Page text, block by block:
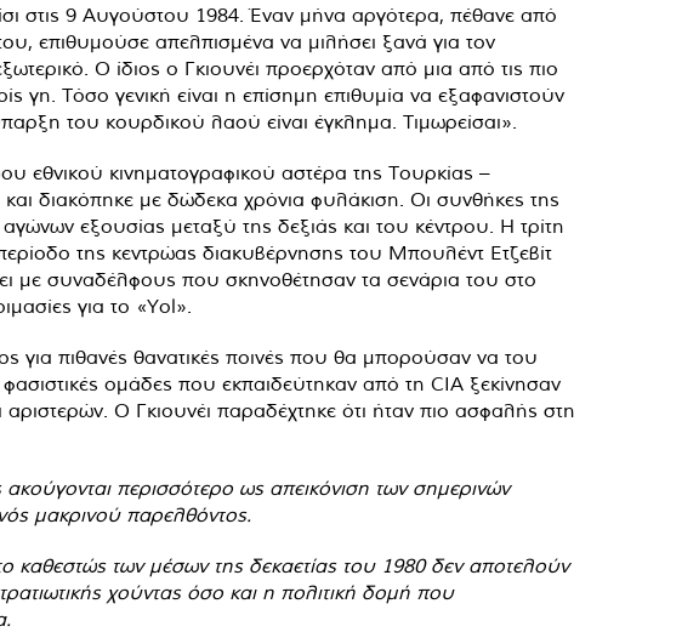
στις 9 Αυγούστου 1984. Έναν μήνα αργότερα, πέθανε από
επιθυμούσε απελπισμένα να μιλήσει ξανά για τον
Ο ίδιος ο Γκιουνέι προερχόταν από μια από τις πιο
γη. Τόσο γενική είναι η επίσημη επιθυμία να εξαφανιστούν
του κουρδικού λαού είναι έγκλημα. Τιμωρείσαι».
εθνικού κινηματογραφικού αστέρα της Τουρκίας –
διακόπηκε με δώδεκα χρόνια φυλάκιση. Οι συνθήκες της
εξουσίας μεταξύ της δεξιάς και του κέντρου. Η τρίτη
της κεντρώας διακυβέρνησης του Μπουλέντ Ετζεβίτ
με συναδέλφους που σκηνοθέτησαν τα σενάρια του στο
για το «Yol».
για πιθανές θανατικές ποινές που θα μπορούσαν να του
ομάδες που εκπαιδεύτηκαν από τη CIA ξεκίνησαν
Ο Γκιουνέι παραδέχτηκε ότι ήταν πιο ασφαλής στη
ακούγονται περισσότερο ως απεικόνιση των σημερινών
μακρινού παρελθόντος.
καθεστώς των μέσων της δεκαετίας του 1980 δεν αποτελούν
χούντας όσο και η πολιτική δομή που